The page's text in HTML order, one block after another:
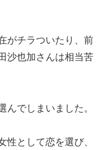
がチラついたり、前
沙也加さんは相当苦
んでしまいました。
性として恋を選び、